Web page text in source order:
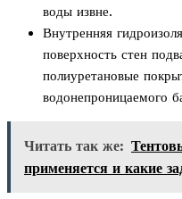
воды извне.
Внутренняя
поверхность стен
полиуретановые
водонепроницаемого
Читать так же:
применяется и какие